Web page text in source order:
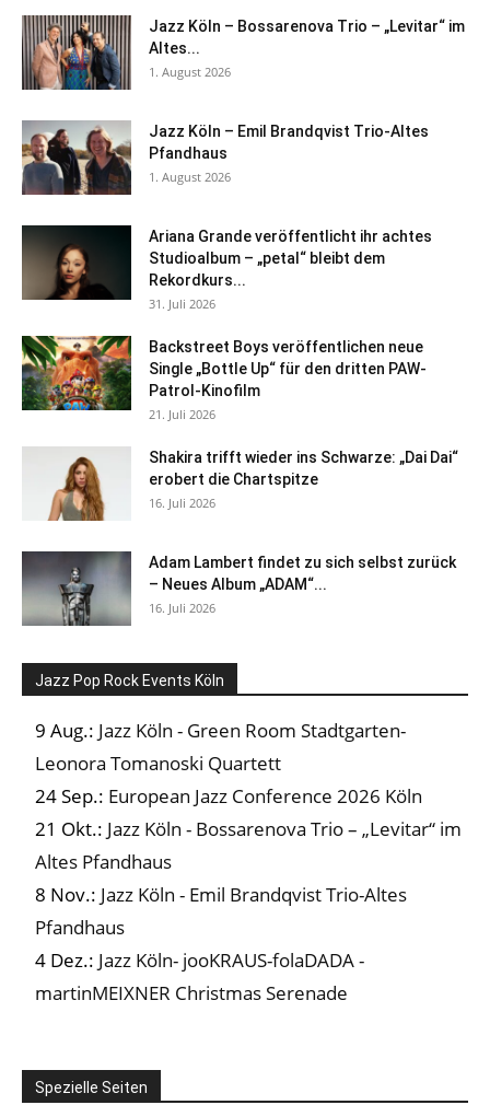
Jazz Köln – Bossarenova Trio – „Levitar“ im
Altes...
1. August 2026
Jazz Köln – Emil Brandqvist Trio-Altes
Pfandhaus
1. August 2026
Ariana Grande veröffentlicht ihr achtes
Studioalbum – „petal“ bleibt dem
Rekordkurs...
31. Juli 2026
Backstreet Boys veröffentlichen neue
Single „Bottle Up“ für den dritten PAW-
Patrol-Kinofilm
21. Juli 2026
Shakira trifft wieder ins Schwarze: „Dai Dai“
erobert die Chartspitze
16. Juli 2026
Adam Lambert findet zu sich selbst zurück
– Neues Album „ADAM“...
16. Juli 2026
Jazz Pop Rock Events Köln
9 Aug.: Jazz Köln - Green Room Stadtgarten-
Leonora Tomanoski Quartett
24 Sep.: European Jazz Conference 2026 Köln
21 Okt.: Jazz Köln - Bossarenova Trio – „Levitar“ im
Altes Pfandhaus
8 Nov.: Jazz Köln - Emil Brandqvist Trio-Altes
Pfandhaus
4 Dez.: Jazz Köln- jooKRAUS-folaDADA -
martinMEIXNER Christmas Serenade
Spezielle Seiten